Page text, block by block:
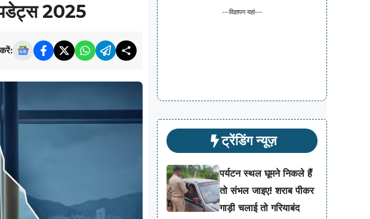
2025 ---विज्ञापन यहां---
ट्रेंडिंग न्यूज़
पर्यटन स्थल घूमने निकले हैं
तो संभल जाइए! शराब पीकर
गाड़ी चलाई तो गरियाबंद